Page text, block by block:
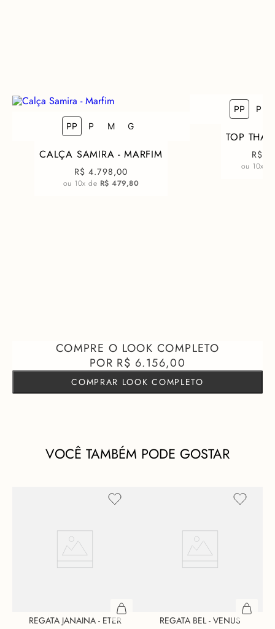
COMO FICA EM MIM?
PP P M G
CALÇA SAMIRA - MARFIM
R$ 4.798,00
ou 10x de R$ 479,80
PP P
TOP
R$
ou 10x
R$ 6.156,00
COMPRAR LOOK COMPLETO
VOCÊ TAMBÉM PODE GOSTAR
REGATA JANAINA - ETER REGATA BEL - VENUS